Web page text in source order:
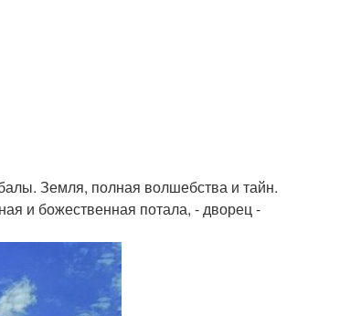
Земля, полная волшебства и тайн.
и божественная потала, - дворец -